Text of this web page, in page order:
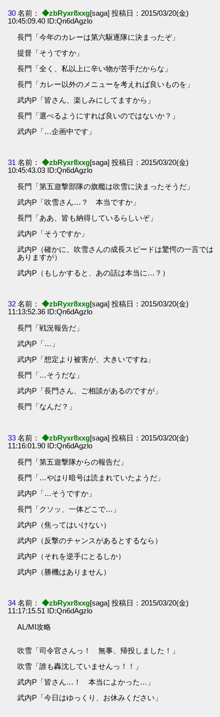
30 名前： ◆zbRyxr8xxg[saga] 投稿日：2015/03/20(金)
10:45:09.40 ID:Qn6dAgzlo
長門「今年のカレーは第六駆逐隊に決まったぞ」
提督「そうですか」
長門「全く、私以上に辛い物が苦手だからな」
長門「カレー以外のメニューを考えれば良いものを」
武内P「皆さん、楽しみにしてますから」
長門「選べるようにすれば良いのではないか？」
武内P「…企画中です」
31 名前： ◆zbRyxr8xxg[saga] 投稿日：2015/03/20(金)
10:45:43.03 ID:Qn6dAgzlo
長門「第五遊撃部隊の旗艦は吹雪に決まったそうだ」
武内P「吹雪さん…？ 本当ですか」
長門「ああ、皆も納得しているらしいぞ」
武内P「そうですか」
武内P（確かに、吹雪さんの成長スピードは驚愕の一言では
ありますが）
武内P（もしかすると、あの話は本当に…？）
32 名前： ◆zbRyxr8xxg[saga] 投稿日：2015/03/20(金)
11:13:52.36 ID:Qn6dAgzlo
長門「戦況報告だ」
武内P「…」
武内P「想定より被害が、大きいですね」
長門「…そうだな」
武内P「長門さん、ご相談があるのですが」
長門「なんだ？」
33 名前： ◆zbRyxr8xxg[saga] 投稿日：2015/03/20(金)
11:16:01.90 ID:Qn6dAgzlo
長門「第五遊撃隊からの報告だ」
長門「…やはり暗号は読まれていたようだ」
武内P「…そうですか」
長門「クソッ、一体どこで…」
武内P（焦ってはいけない）
武内P（反撃のチャンスがあるとするなら）
武内P（それを逆手にとるしか）
武内P（勝機はありません）
34 名前： ◆zbRyxr8xxg[saga] 投稿日：2015/03/20(金)
11:17:15.51 ID:Qn6dAgzlo
AL/MI攻略
吹雪「司令官さんっ！ 無事、帰投しました！」
吹雪「誰も轟沈していませんっ！！」
武内P「皆さん…！ 本当によかった…」
武内P「今日はゆっくり、お休みください」